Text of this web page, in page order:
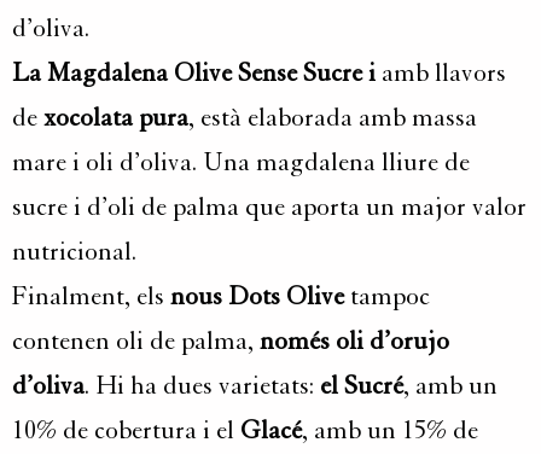
d’oliva.
La Magdalena Olive Sense Sucre i amb llavors
de xocolata pura, està elaborada amb massa
mare i oli d’oliva. Una magdalena lliure de
sucre i d’oli de palma que aporta un major valor
nutricional.
Finalment, els nous Dots Olivetampoc
contenen oli de palma, només oli d’orujo
d’oliva. Hi ha dues varietats: el Sucré, amb un
10% de cobertura i el Glacé, amb un 15% de